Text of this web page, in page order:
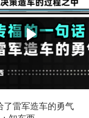
购买【理肺清瘟膏】
正护络膏】？
了雷军造车的勇气